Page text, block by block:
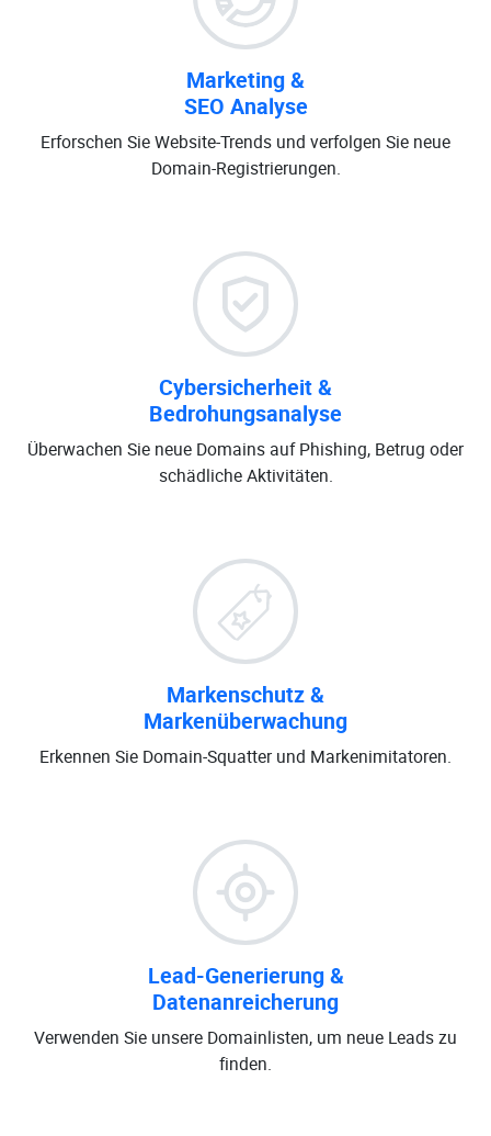
Marketing &
SEO Analyse
Erforschen Sie Website-Trends und verfolgen Sie neue
Domain-Registrierungen.
Cybersicherheit &
Bedrohungsanalyse
Überwachen Sie neue Domains auf Phishing, Betrug oder
schädliche Aktivitäten.
Markenschutz &
Markenüberwachung
Erkennen Sie Domain-Squatter und Markenimitatoren.
Lead-Generierung &
Datenanreicherung
Verwenden Sie unsere Domainlisten, um neue Leads zu
finden.